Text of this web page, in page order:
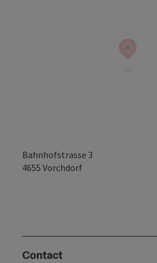
Bahnhofstrasse 3
4655 Vorchdorf
Contact